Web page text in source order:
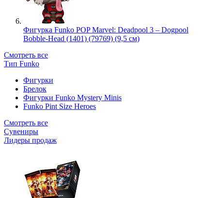
Фигурка Funko POP Marvel: Deadpool 3 – Dogpool
Bobble-Head (1401) (79769) (9,5 см)
Смотреть все
Тип Funko
Фигурки
Брелок
Фигурки Funko Mystery Minis
Funko Pint Size Heroes
Смотреть все
Сувениры
Лидеры продаж